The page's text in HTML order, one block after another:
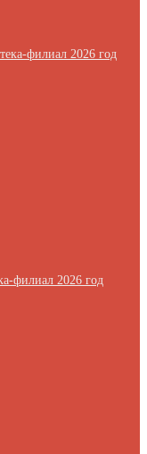
филиал 2026 год
филиал 2026 год